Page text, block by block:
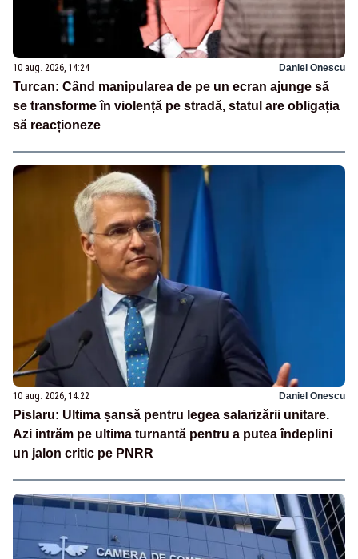
10 aug. 2026, 14:24 Daniel Onescu
Turcan: Când manipularea de pe un ecran ajunge să
se transforme în violență pe stradă, statul are obligația
să reacționeze
10 aug. 2026, 14:22 Daniel Onescu
Pislaru: Ultima șansă pentru legea salarizării unitare.
Azi intrăm pe ultima turnantă pentru a putea îndeplini
un jalon critic pe PNRR